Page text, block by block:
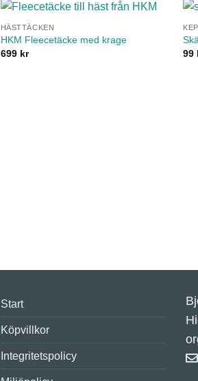
HÄSTTÄCKEN
HKM Fleecetäcke med krage
699 kr
99
Start
Köpvillkor
Integritetspolicy